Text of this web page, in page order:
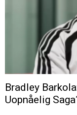
Bradley
Uopnåelig